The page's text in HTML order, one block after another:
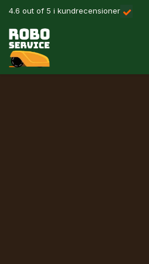
Hoppa till innehåll
4.6 out of 5 i kundrecensioner
Våra produkter